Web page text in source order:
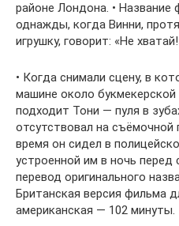
районе Лондона. • Название
однажды, когда Винни,
игрушку, говорит: «Не
• Когда снимали сцену, в
машине около
подходит Тони — пуля в
отсутствовал на
время он сидел в
устроенной им в ночь
перевод оригинального
Британская версия фильма
американская — 102 минуты.